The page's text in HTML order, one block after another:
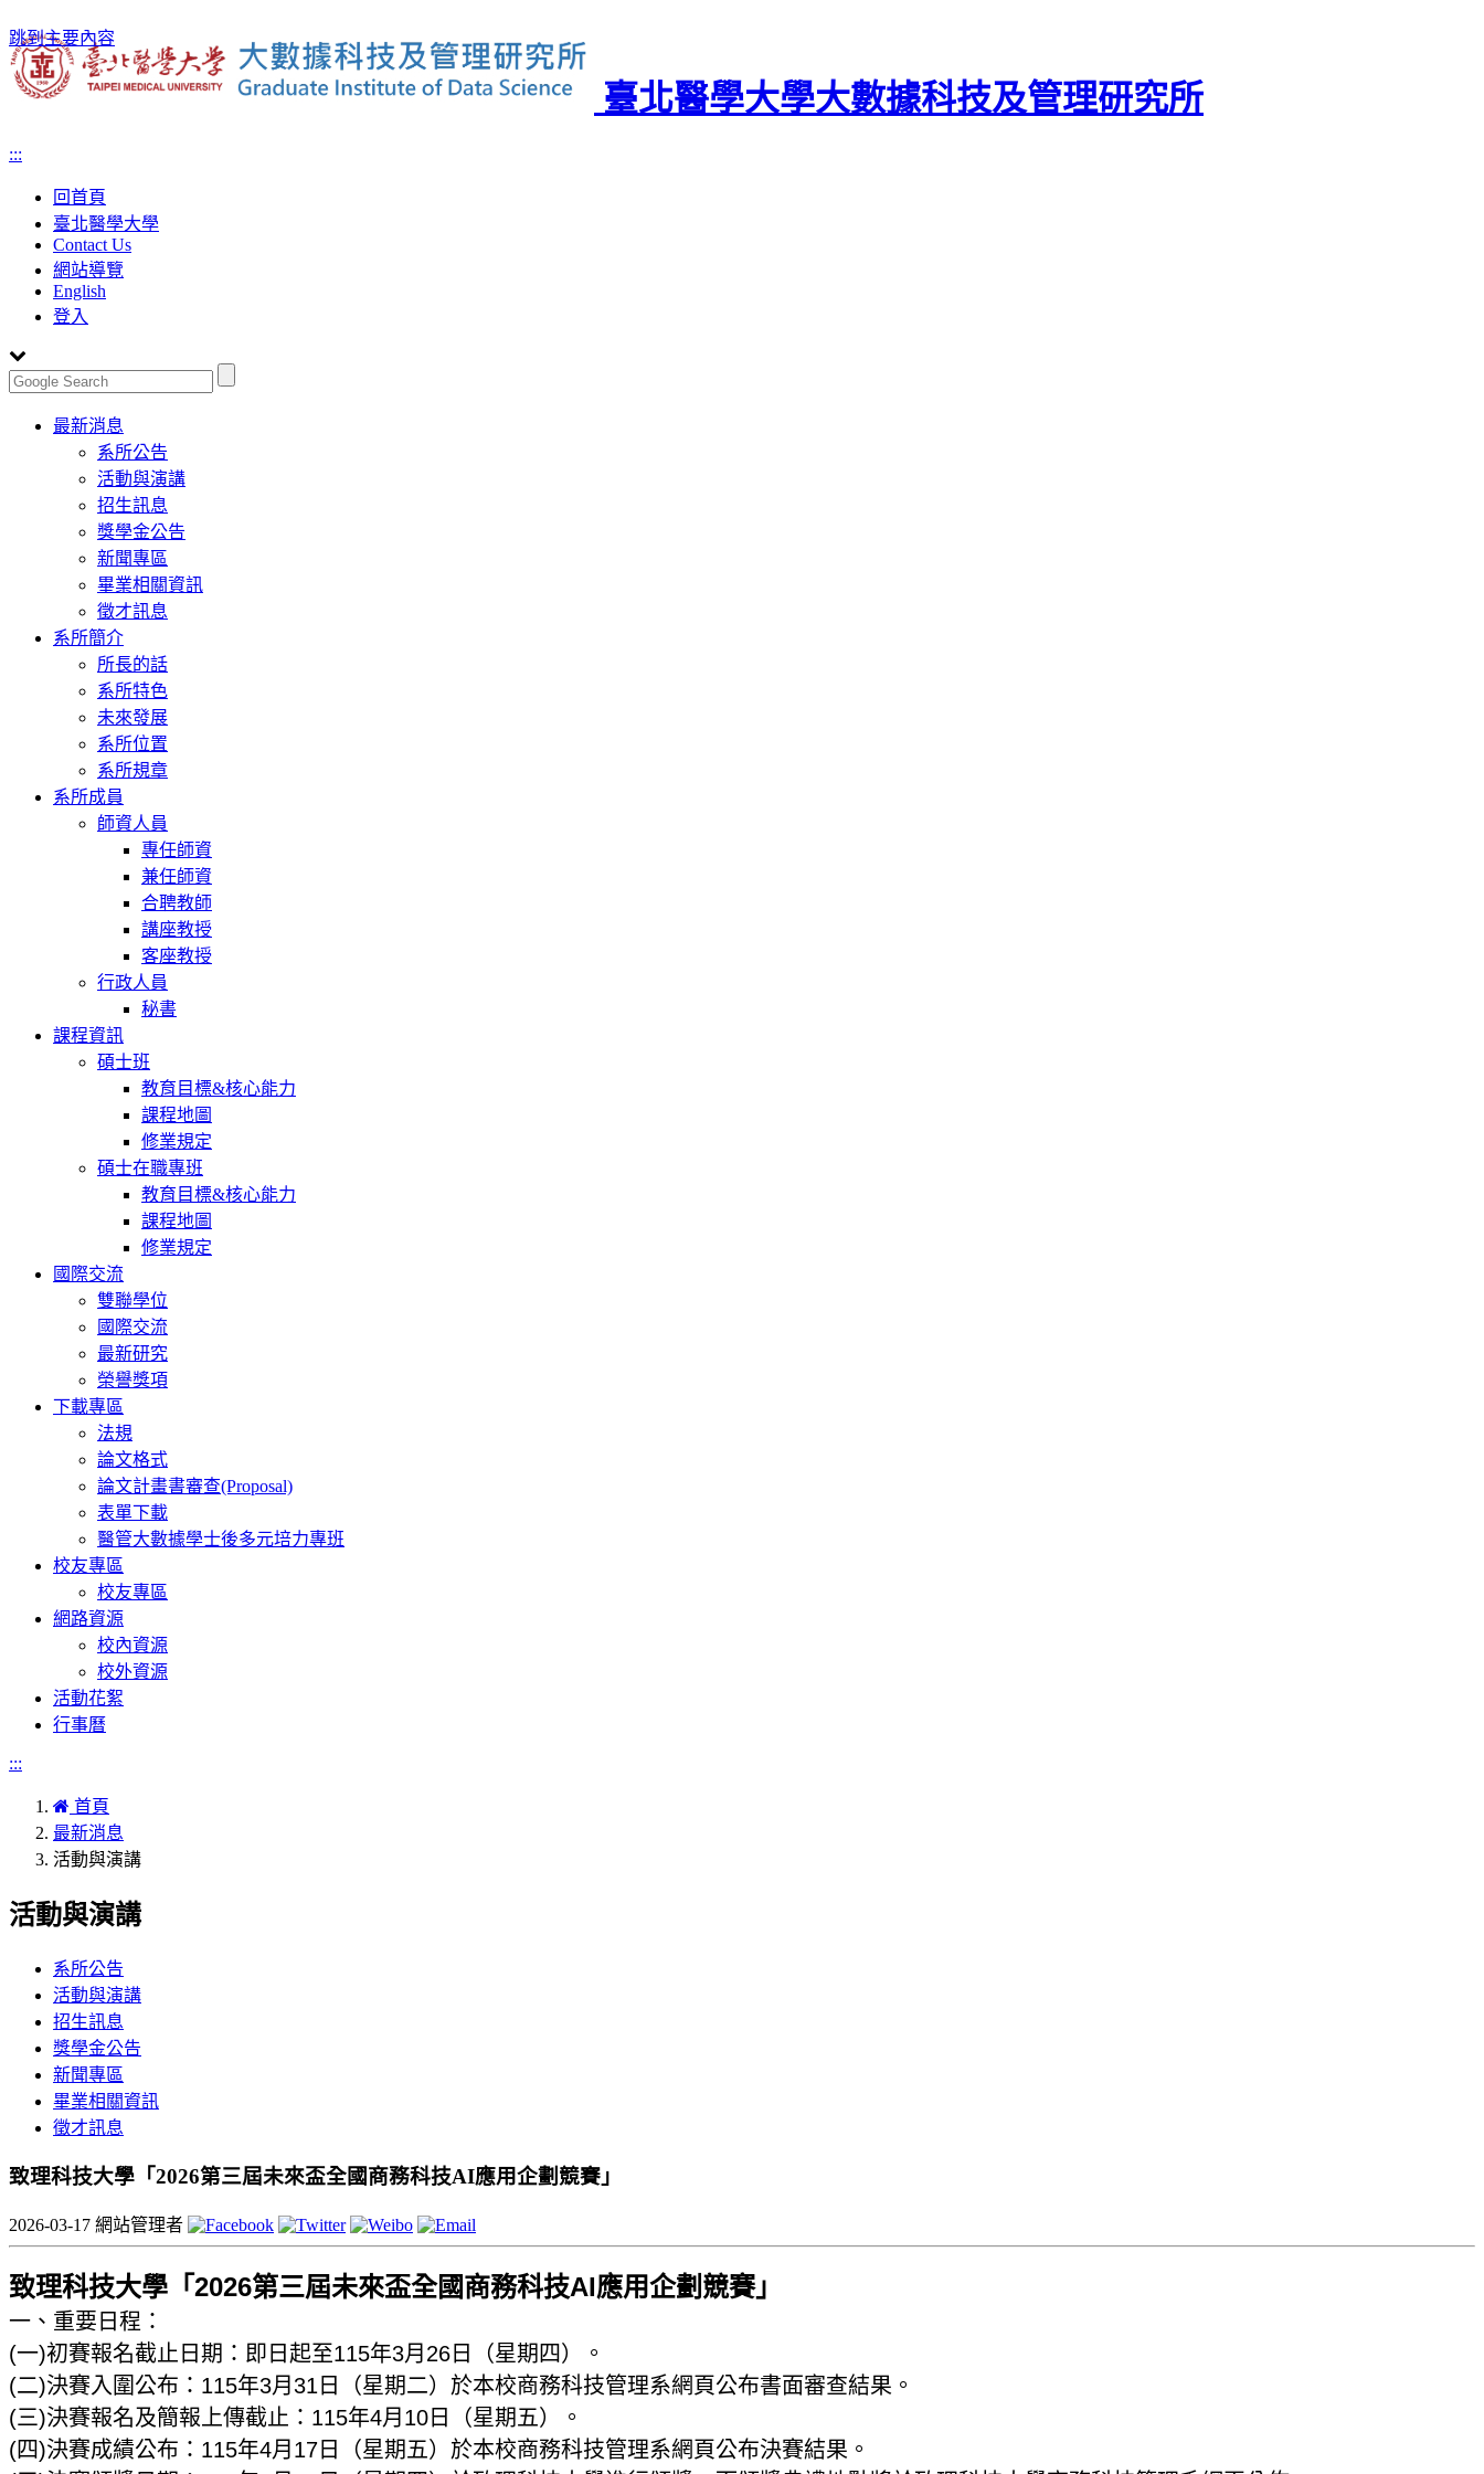
跳到主要內容
臺北醫學大學大數據科技及管理研究所
:::
回首頁
臺北醫學大學
Contact Us
網站導覽
English
登入
Toggle
navigation
最新消息
系所公告
活動與演講
招生訊息
獎學金公告
新聞專區
畢業相關資訊
徵才訊息
系所簡介
所長的話
系所特色
未來發展
系所位置
系所規章
系所成員
師資人員
專任師資
兼任師資
合聘教師
講座教授
客座教授
行政人員
秘書
課程資訊
碩士班
教育目標&核心能力
課程地圖
修業規定
碩士在職專班
教育目標&核心能力
課程地圖
修業規定
國際交流
雙聯學位
國際交流
最新研究
榮譽獎項
下載專區
法規
論文格式
論文計畫書審查(Proposal)
表單下載
醫管大數據學士後多元培力專班
校友專區
校友專區
網路資源
校內資源
校外資源
活動花絮
行事曆
:::
首頁
最新消息
活動與演講
活動與演講
系所公告
活動與演講
招生訊息
獎學金公告
新聞專區
畢業相關資訊
徵才訊息
致理科技大學「2026第三屆未來盃全國商務科技AI應用企劃競賽」
2026-03-17 網站管理者
致理科技大學「2026第三屆未來盃全國商務科技AI應用企劃競賽」
一、重要日程：
(一)初賽報名截止日期：即日起至115年3月26日（星期四）。
(二)決賽入圍公布：115年3月31日（星期二）於本校商務科技管理系網頁公布書面審查結果。
(三)決賽報名及簡報上傳截止：115年4月10日（星期五）。
(四)決賽成績公布：115年4月17日（星期五）於本校商務科技管理系網頁公布決賽結果。